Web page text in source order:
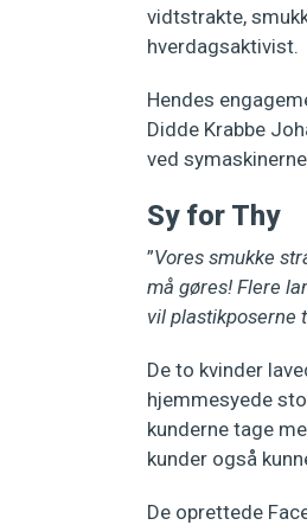
vidtstrakte,
hverdagsaktivist.
Hendes
Didde Krabbe
ved
Sy for Thy
”Vores smukke
må gøres! Flere
vil plastikposerne
De to kvinder
hjemmesyede
kunderne tage
kunder også
De oprettede